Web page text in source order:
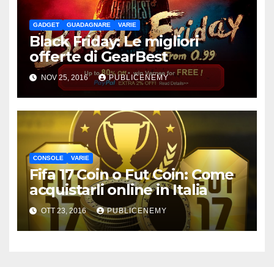
GADGET GUADAGNARE VARIE
Black Friday: Le migliori
offerte di GearBest
NOV 25, 2016 PUBLICENEMY
CONSOLE VARIE
Fifa 17 Coin o Fut Coin: Come
acquistarli online in Italia
OTT 23, 2016 PUBLICENEMY